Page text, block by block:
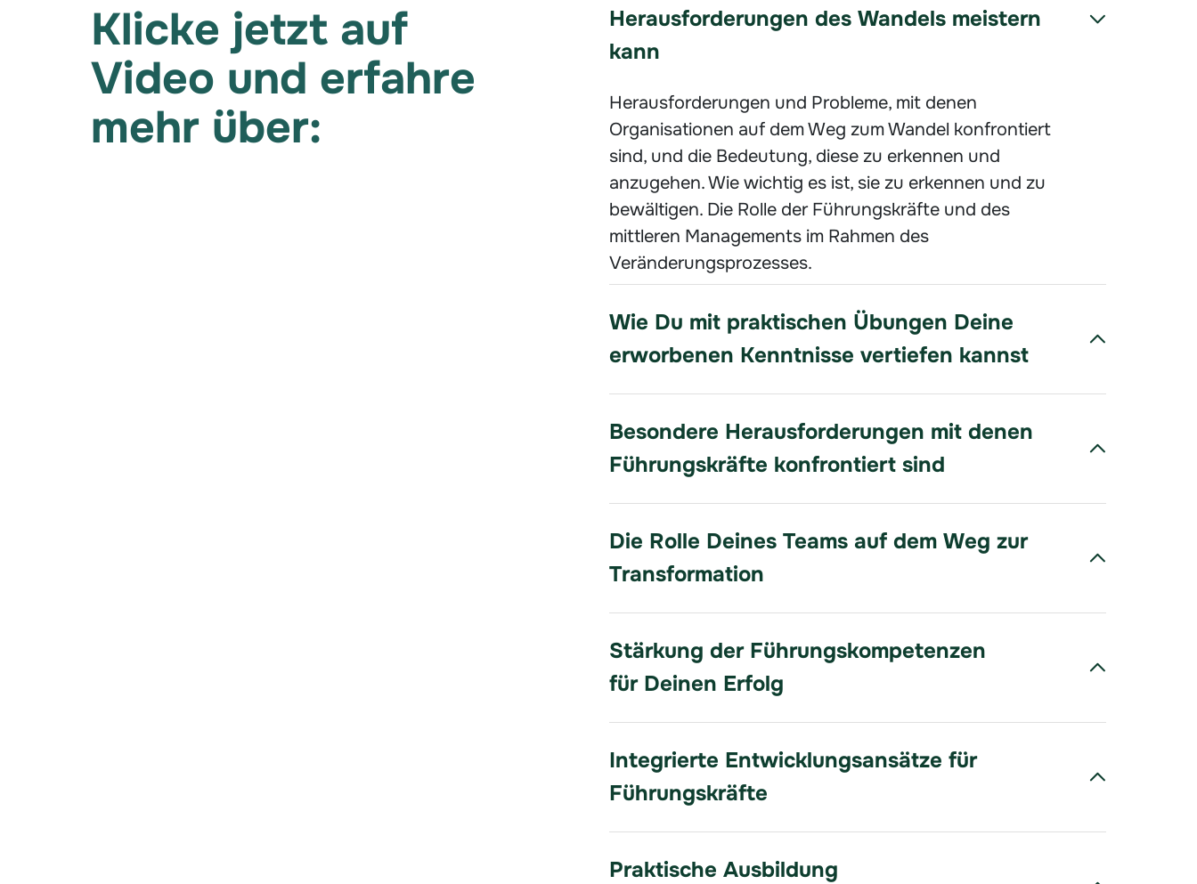
Klicke jetzt auf
Video und erfahre
mehr über:
Herausforderungen des Wandels meistern
kann
Herausforderungen und Probleme, mit denen
Organisationen auf dem Weg zum Wandel konfrontiert
sind, und die Bedeutung, diese zu erkennen und
anzugehen. Wie wichtig es ist, sie zu erkennen und zu
bewältigen. Die Rolle der Führungskräfte und des
mittleren Managements im Rahmen des
Veränderungsprozesses.
Wie Du mit praktischen Übungen Deine
erworbenen Kenntnisse vertiefen kannst
Besondere Herausforderungen mit denen
Führungskräfte konfrontiert sind
Die Rolle Deines Teams auf dem Weg zur
Transformation
Stärkung der Führungskompetenzen
für Deinen Erfolg
Integrierte Entwicklungsansätze für
Führungskräfte
Praktische Ausbildung